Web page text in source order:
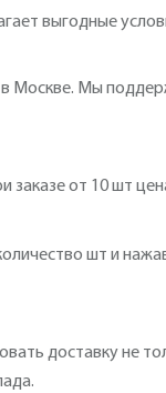
выгодные
Москве. Мы
заказе от 10 шт
шт и
доставку не